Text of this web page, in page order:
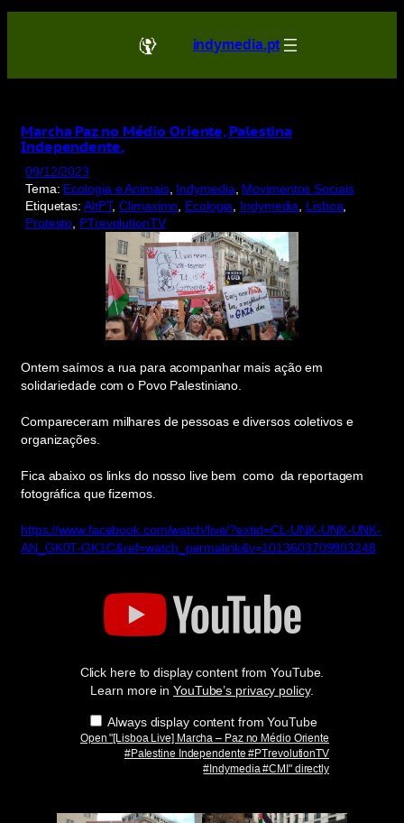
Saltar
conteúdo
indymedia.pt
Marcha Paz no Médio Oriente, Palestina
Independente.
09/12/2023
Tema: Ecologia e Animais, Indymedia, Movimentos Sociais
Etiquetas: AltPT, Climaximo, Ecologia, Indymedia, Lisboa
Protesto, PTrevolutionTV
Ontem saímos a rua para acompanhar mais ação em
solidariedade com o Povo Palestiniano.
Compareceram milhares de pessoas e diversos coletivos e
organizações.
Fica abaixo os links do nosso live bem como da reportagem
fotográfica que fizemos.
https://www.facebook.com/watch/live/?extid=CL-UNK-UNK-UNK-
AN_GK0T-GK1C&ref=watch_permalink&v=1013603709903248
#Palestine
Independente
#PTrevolutionTV
Click here to display content from YouTube.
Learn more inYouTube’s privacy policy.
Always display content from YouTube
Open "[Lisboa Live] Marcha – Paz no Médio Oriente
#Palestine Independente #PTrevolutionTV
#Indymedia #CMI" directly